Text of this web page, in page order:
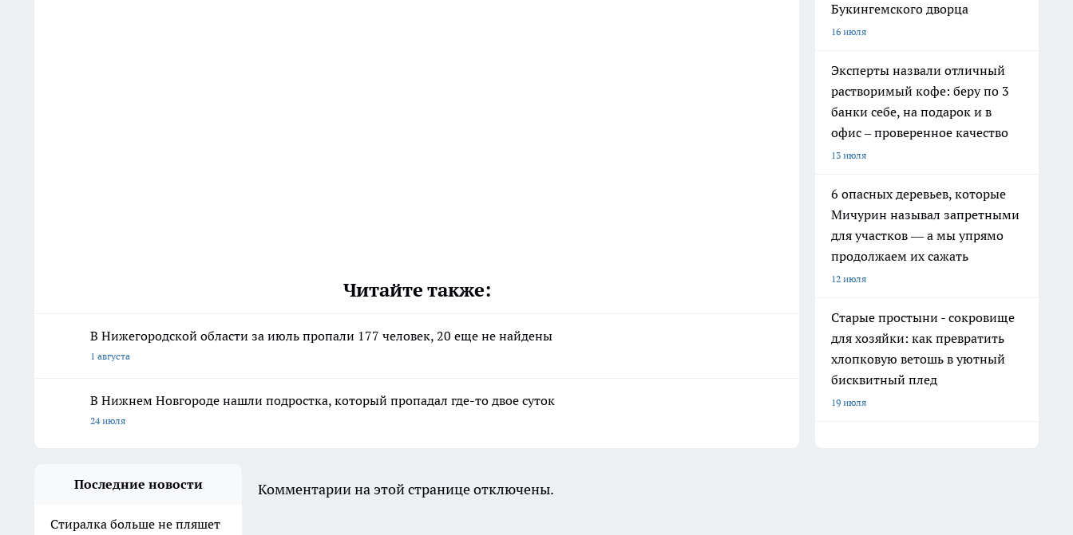
Читайте также:
В Нижегородской области за июль пропали 177 человек, 20 еще не найдены
1 августа
В Нижнем Новгороде нашли подростка, который пропадал где-то двое суток
24 июля
Букингемского дворца
16 июля
Эксперты назвали отличный
растворимый кофе: беру по 3
банки себе, на подарок и в
офис – проверенное качество
13 июля
6 опасных деревьев, которые
Мичурин называл запретными
для участков — а мы упрямо
продолжаем их сажать
12 июля
Старые простыни - сокровище
для хозяйки: как превратить
хлопковую ветошь в уютный
бисквитный плед
19 июля
Последние новости
Стиралка больше не пляшет
Комментарии на этой странице отключены.